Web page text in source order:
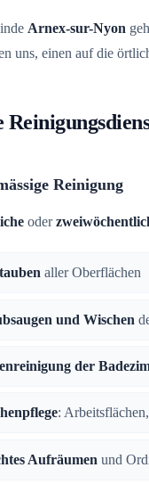
Arnex-sur-Nyon
uns, einen auf die
Reinigung
oder
aller Oberflächen
und Wischen
der
:
Aufräumen und